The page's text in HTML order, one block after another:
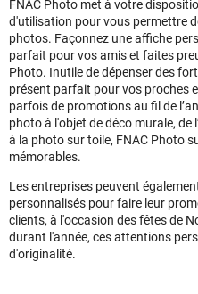
FNAC Photo met à votre
d'utilisation pour vous permettre
photos. Façonnez une affiche
parfait pour vos amis et faites
Photo. Inutile de dépenser des
présent parfait pour vos proches
parfois de promotions au fil de
photo à l'objet de déco murale,
à la photo sur toile, FNAC Photo
mémorables.
Les entreprises peuvent
personnalisés pour faire leur
clients, à l'occasion des fêtes de
durant l'année, ces attentions
d'originalité.